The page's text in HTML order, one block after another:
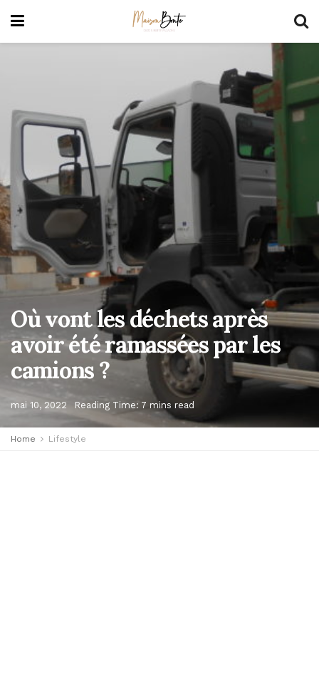
Où vont les déchets après
avoir été ramassées par les
camions ?
mai 10, 2022 Reading Time: 7 mins read
Home Lifestyle